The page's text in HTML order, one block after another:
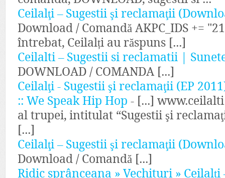
Ceilalţi – Sugestii şi reclamaţii
Download / Comandă AKPC_IDS +=
întrebat, Ceilalți au răspuns [...]
Ceilalti – Sugestii si reclamatii |
DOWNLOAD / COMANDA [...]
Ceilalţi - Sugestii şi reclamaţii (EP
:: We Speak Hip Hop - [...]
al trupei, intitulat “Sugestii şi
[...]
Ceilalţi – Sugestii şi reclamaţii
Download / Comandă [...]
Ridic sprânceana » Vechituri » Ceilalți